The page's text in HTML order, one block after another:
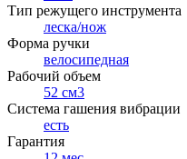
Тип режущего инструмента
леска/нож
Форма ручки
велосипедная
Рабочий объем
52 см3
Система гашения вибрации
есть
Гарантия